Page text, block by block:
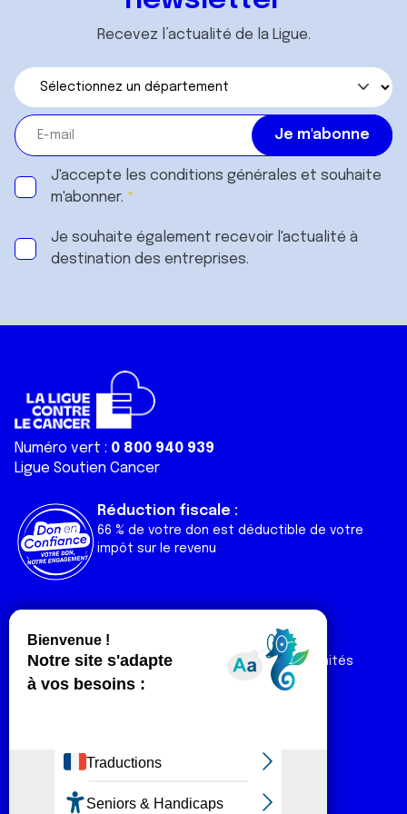
Recevez l’actualité de la Ligue.
J'accepte les conditions générales et souhaite
m'abonner.
Je souhaite également recevoir l'actualité à
destination des entreprises.
Numéro vert : 0 800 940 939
Ligue Soutien Cancer
Réduction fiscale :
66 % de votre don est déductible de votre
impôt sur le revenu
Liens utiles
Nos actualités
Nos publications
Contact
Espace Ligue & comités
Espace chercheur